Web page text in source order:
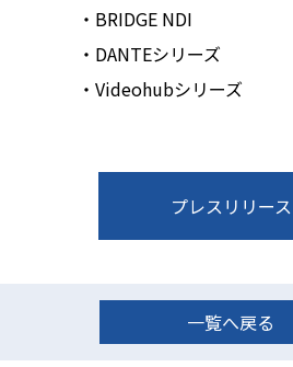
・BRIDGE NDI
・DANTEシリーズ
・Videohubシリーズ
プレスリリース
一覧へ戻る